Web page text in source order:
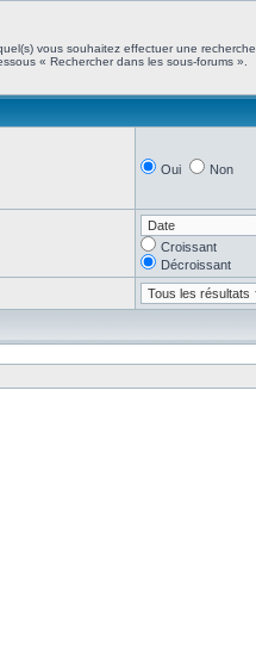
vous souhaitez effectuer une
« Rechercher dans les sous-forums ».
Oui Non
Croissant
Décroissant